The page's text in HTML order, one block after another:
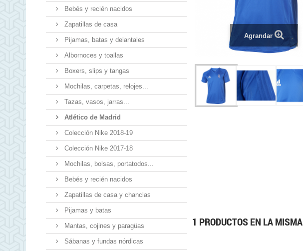
Bebés y recién nacidos
Zapatillas de casa
Pijamas, batas y delantales
Albornoces y toallas
Boxers, slips y tangas
Mochilas, carpetas, relojes...
Tazas, vasos, jarras...
Atlético de Madrid
Colección Nike 2018-19
Colección Nike 2017-18
Mochilas, bolsas, portatodos...
Bebés y recién nacidos
Zapatillas de casa y chanclas
Pijamas y batas
Mantas, cojines y paragüas
Sábanas y fundas nórdicas
Agrandar
1 PRODUCTOS EN LA